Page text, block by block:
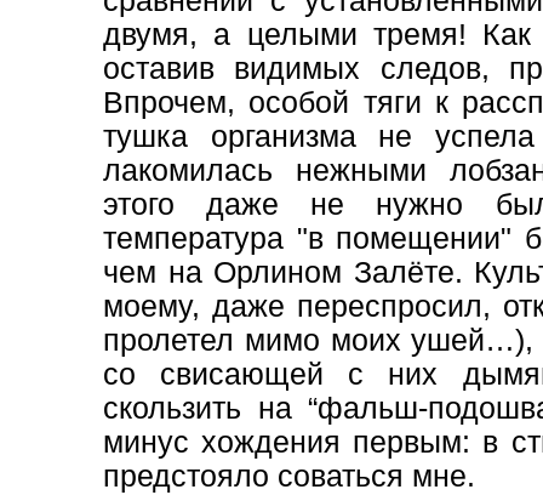
двумя, а целыми тремя! Как
оставив видимых следов,
Впрочем, особой тяги к
тушка организма не
лакомилась нежными
этого даже не нужно
температура "в помещении"
чем на Орлином Залёте.
моему, даже переспросил,
пролетел мимо моих
со свисающей с них
скользить на “фальш-
минус хождения первым: в
предстояло соваться мне.